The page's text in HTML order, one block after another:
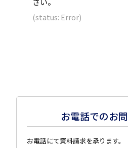
て
(status: Error)
お電話でのお
お電話にて資料請求を承ります。